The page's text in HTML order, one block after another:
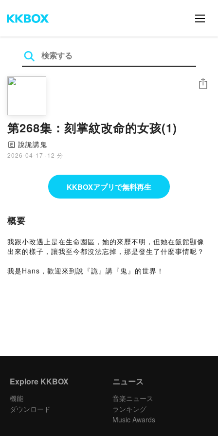
第268集：刻掌紋改命的女孩(1)
🄴 說詭講鬼
2026-04-17 · 12 分
シェア
KKBOXアプリで無料再生
概要
我跟小改遇上是在生命園區，她的來歷不明，但她在飯館顯像
出來的樣子，讓我至今都沒法忘掉，那是發生了什麼事情呢？
我是Hans，歡迎來到說『詭』講『鬼』的世界！
Explore KKBOX
機能
ダウンロード
ニュース
音楽ニュース
ランキング
Music Awards